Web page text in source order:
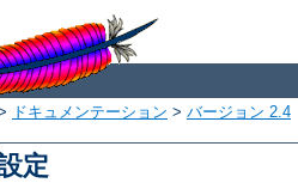
ドキュメンテーション > バージョン 2.4
定